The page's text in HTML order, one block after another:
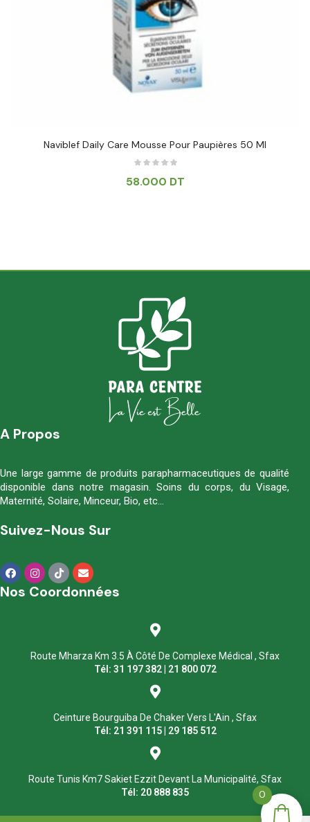
Naviblef Daily Care Mousse Pour Paupières 50 Ml
58.000 DT
A Propos
Une large gamme de produits parapharmaceutiques de qualité
disponible dans notre magasin. Soins du corps, du Visage,
Maternité, Solaire, Minceur, Bio, etc…
Suivez-Nous Sur
Nos Coordonnées
Route Mharza Km 3.5 À Côté De Complexe Médical , Sfax
Tél: 31 197 382 | 21 800 072
Ceinture Bourguiba De Chaker Vers L'Ain , Sfax
Tél: 21 391 115 | 29 185 512
Route Tunis Km7 Sakiet Ezzit Devant La Municipalité, Sfax
Tél: 20 888 835
0